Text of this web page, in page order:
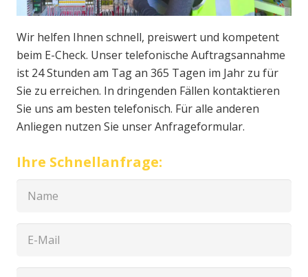
Wir helfen Ihnen schnell, preiswert und kompetent
beim E-Check. Unser telefonische Auftragsannahme
ist 24 Stunden am Tag an 365 Tagen im Jahr zu für
Sie zu erreichen. In dringenden Fällen kontaktieren
Sie uns am besten telefonisch. Für alle anderen
Anliegen nutzen Sie unser Anfrageformular.
Ihre Schnellanfrage: